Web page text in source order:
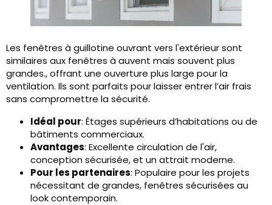
Les fenêtres à guillotine ouvrant vers l'extérieur sont
similaires aux fenêtres à auvent mais souvent plus
grandes., offrant une ouverture plus large pour la
ventilation. Ils sont parfaits pour laisser entrer l’air frais
sans compromettre la sécurité.
Idéal pour: Étages supérieurs d’habitations ou de
bâtiments commerciaux.
Avantages: Excellente circulation de l'air,
conception sécurisée, et un attrait moderne.
Pour les partenaires: Populaire pour les projets
nécessitant de grandes, fenêtres sécurisées au
look contemporain.